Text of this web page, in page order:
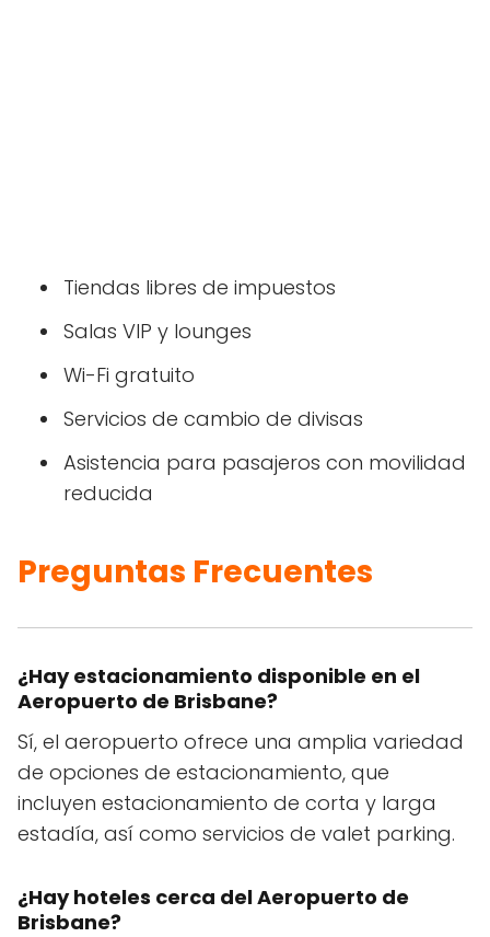
Tiendas libres de impuestos
Salas VIP y lounges
Wi-Fi gratuito
Servicios de cambio de divisas
Asistencia para pasajeros con movilidad
reducida
Preguntas Frecuentes
¿Hay estacionamiento disponible en el
Aeropuerto de Brisbane?
Sí, el aeropuerto ofrece una amplia variedad
de opciones de estacionamiento, que
incluyen estacionamiento de corta y larga
estadía, así como servicios de valet parking.
¿Hay hoteles cerca del Aeropuerto de
Brisbane?